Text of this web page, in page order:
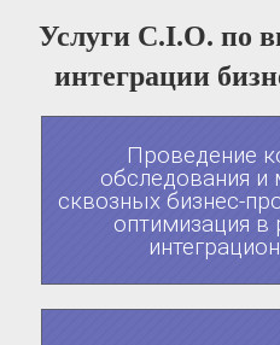
Услуги С.І.О. по
интеграции
Проведение
обследования и
сквозных бизнес-
оптимизация